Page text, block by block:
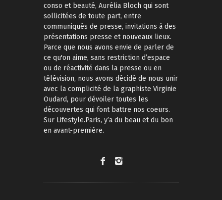
conso et beauté, Aurélia Bloch qui sont
sollicitées de toute part, entre
communiqués de presse, invitations à des
présentations presse et nouveaux lieux.
Parce que nous avons envie de parler de
ce qu'on aime, sans restriction d’espace
ou de réactivité dans la presse ou en
télévision, nous avons décidé de nous unir
avec la complicité de la graphiste Virginie
Oudard, pour dévoiler toutes les
découvertes qui font battre nos coeurs.
Sur Lifestyle.Paris, y’a du beau et du bon
en avant-première.